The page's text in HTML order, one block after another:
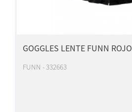
GOGGLES LENTE FUNN ROJO
FUNN - 332663